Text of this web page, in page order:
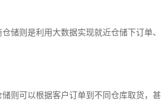
储则是利用大数据实现就近仓储下订单
则可以根据客户订单到不同仓库取货，